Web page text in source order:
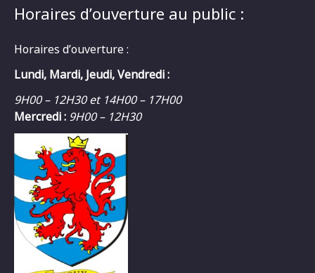
Horaires d’ouverture au public :
Horaires d’ouverture :
Lundi, Mardi, Jeudi, Vendredi :
9H00 – 12H30 et 14H00 – 17H00
Mercredi : 9H00 – 12H30